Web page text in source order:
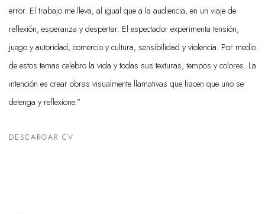
error. El trabajo me lleva, al igual que a la audiencia, en un viaje de
reflexión, esperanza y despertar. El espectador experimenta tensión,
juego y autoridad, comercio y cultura, sensibilidad y violencia. Por medio
de estos temas celebro la vida y todas sus texturas, tempos y colores. La
intención es crear obras visualmente llamativas que hacen que uno se
detenga y reflexione.”
DESCARGAR CV